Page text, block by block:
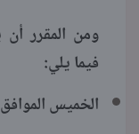
فيما يلي:
الخميس الموافق 22 مايو 2025.